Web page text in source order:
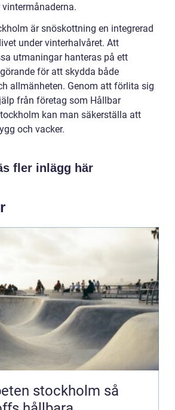
är snöskottning en integrerad
under vinterhalvåret. Att
utmaningar hanteras på ett
för att skydda både
allmänheten. Genom att förlita sig
från företag som Hållbar
kan man säkerställa att
och vacker.
fler inlägg här
stockholm så